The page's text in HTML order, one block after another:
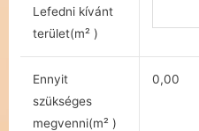
Lefedni kívánt
terület(m² )
Ennyit
szükséges
megvenni(m² )
0,00